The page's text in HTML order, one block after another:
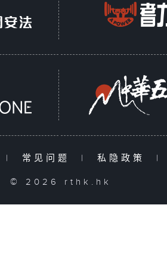
| 常见问题 | 私隐政策 |
© 2026 rthk.hk